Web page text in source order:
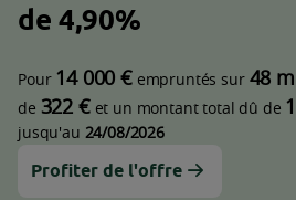
de 4,90%
Pour 14 000 €empruntés sur 48
de 322 €et un montant total dû de
jusqu'au 24/08/2026
Profiter de l'offre